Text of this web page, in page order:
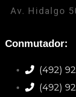
Av. Hidalgo
Conmutador:
(492)
(492)